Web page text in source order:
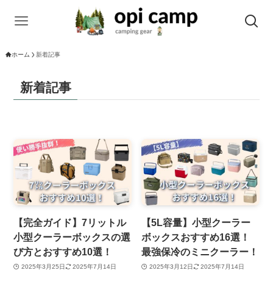
ホーム 新着記事
新着記事
【完全ガイド】7リットル
小型クーラーボックスの選
び方とおすすめ10選！
2025年3月25日 2025年7月14日
【5L容量】小型クーラー
ボックスおすすめ16選！
最強保冷のミニクーラー！
2025年3月12日 2025年7月14日